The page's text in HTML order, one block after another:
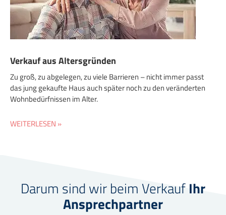
Verkauf aus Altersgründen
Zu groß, zu abgelegen, zu viele Barrieren – nicht immer passt
das jung gekaufte Haus auch später noch zu den veränderten
Wohnbedürfnissen im Alter.
WEITERLESEN »
Darum sind wir beim VerkaufIhr
Ansprechpartner